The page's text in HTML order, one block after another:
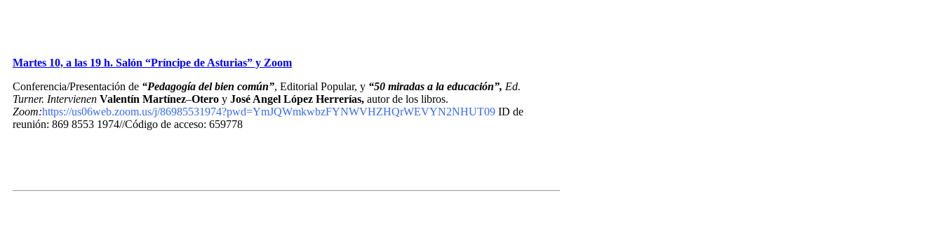
Martes 10, a las 19 h. Salón “Príncipe de Asturias” y Zoom
Conferencia/Presentación de “Pedagogía del bien común”, Editorial Popular, y “50 miradas a la educación”, Ed.
Turner. Intervienen Valentín Martínez–Otero y José Angel López Herrerías, autor de los libros.
Zoom:https://us06web.zoom.us/j/86985531974?pwd=YmJQWmkwbzFYNWVHZHQrWEVYN2NHUT09 ID de
reunión: 869 8553 1974//Código de acceso: 659778